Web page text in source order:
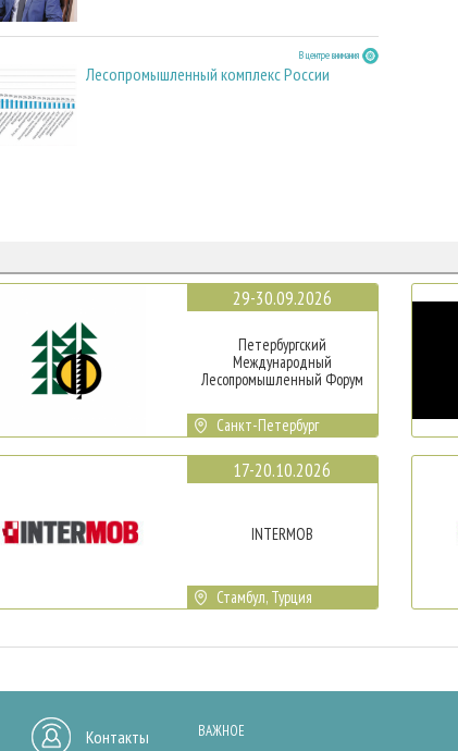
В центре внимания
Лесопромышленный комплекс России
29-30.09.2026
Петербургский
Международный
Лесопромышленный Форум
Санкт-Петербург
17-20.10.2026
INTERMOB
Стамбул, Турция
Контакты
ВАЖНОЕ